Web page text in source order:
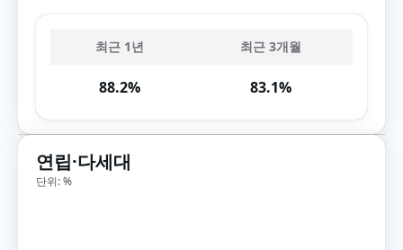
최근 1년 최근 3개월
88.2% 83.1%
연립·다세대
단위: %